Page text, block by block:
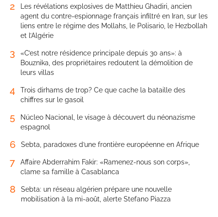
2
Les révélations explosives de Matthieu Ghadiri, ancien
agent du contre-espionnage français infiltré en Iran, sur les
liens entre le régime des Mollahs, le Polisario, le Hezbollah
et l’Algérie
3
«C’est notre résidence principale depuis 30 ans»: à
Bouznika, des propriétaires redoutent la démolition de
leurs villas
4
Trois dirhams de trop? Ce que cache la bataille des
chiffres sur le gasoil
5
Núcleo Nacional, le visage à découvert du néonazisme
espagnol
6 Sebta, paradoxes d’une frontière européenne en Afrique
7
Affaire Abderrahim Fakir: «Ramenez-nous son corps»,
clame sa famille à Casablanca
8
Sebta: un réseau algérien prépare une nouvelle
mobilisation à la mi-août, alerte Stefano Piazza